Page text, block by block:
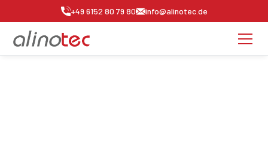
+49 6152 80 79 80 info@alinotec.de